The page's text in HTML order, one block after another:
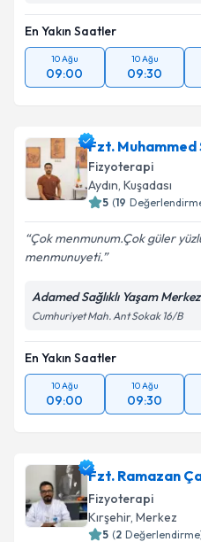
En Yakın Saatler
10 Ağu
09:00
10 Ağu
09:30
Fzt. Muhammed
Fizyoterapi
Aydın, Kuşadası
5 (19
Çok menmunum.Çok güler
menmunuyeti.
Adamed Sağlıklı Yaşam
Cumhuriyet Mah. Ant Sokak 16/B
En Yakın Saatler
10 Ağu
09:00
10 Ağu
09:30
Fzt. Ramazan
Fizyoterapi
Kırşehir, Merkez
5 (2